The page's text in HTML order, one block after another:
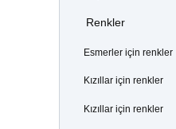
Renkler
Esmerler için renkler
Kızıllar için renkler
Kızıllar için renkler